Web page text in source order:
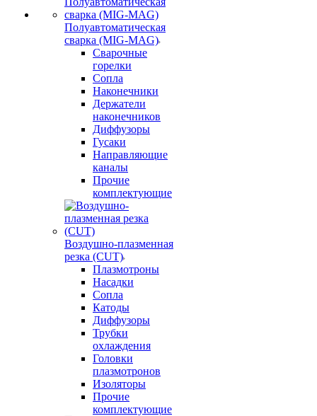
Полуавтоматическая
сварка (MIG-MAG)
Сварочные
горелки
Сопла
Наконечники
Держатели
наконечников
Диффузоры
Гусаки
Направляющие
каналы
Прочие
комплектующие
Воздушно-плазменная
резка (CUT)
Плазмотроны
Насадки
Сопла
Катоды
Диффузоры
Трубки
охлаждения
Головки
плазмотронов
Изоляторы
Прочие
комплектующие